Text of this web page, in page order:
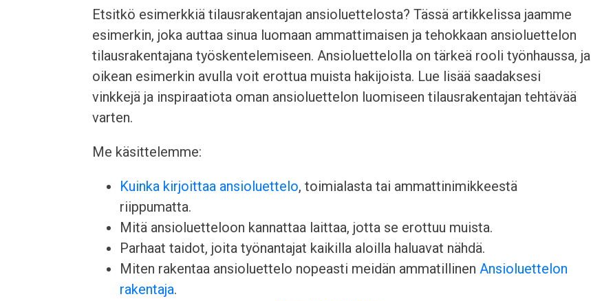
Etsitkö esimerkkiä tilausrakentajan ansioluettelosta? Tässä artikkelissa jaamme
esimerkin, joka auttaa sinua luomaan ammattimaisen ja tehokkaan ansioluettelon
tilausrakentajana työskentelemiseen. Ansioluettelolla on tärkeä rooli työnhaussa, ja
oikean esimerkin avulla voit erottua muista hakijoista. Lue lisää saadaksesi
vinkkejä ja inspiraatiota oman ansioluettelon luomiseen tilausrakentajan tehtävää
varten.
Me käsittelemme:
Kuinka kirjoittaa ansioluettelo, toimialasta tai ammattinimikkeestä
riippumatta.
Mitä ansioluetteloon kannattaa laittaa, jotta se erottuu muista.
Parhaat taidot, joita työnantajat kaikilla aloilla haluavat nähdä.
Miten rakentaa ansioluettelo nopeasti meidän ammatillinenAnsioluettelon
rakentaja.